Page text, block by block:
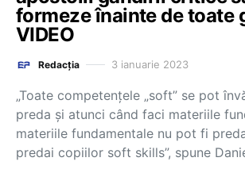
formeze înainte de toate
VIDEO
Redacția 3 ianuarie 2023
„Toate competențele „soft” se pot
preda și atunci când faci materiile
materiile fundamentale nu pot fi
predai copiilor soft skills”, spune